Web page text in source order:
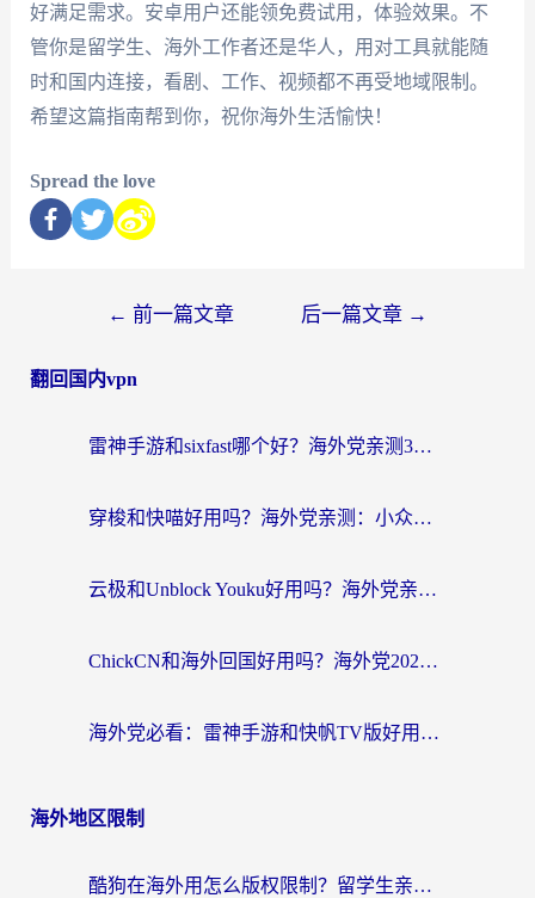
好满足需求。安卓用户还能领免费试用，体验效果。不
管你是留学生、海外工作者还是华人，用对工具就能随
时和国内连接，看剧、工作、视频都不再受地域限制。
希望这篇指南帮到你，祝你海外生活愉快！
Spread the love
← 前一篇文章 后一篇文章 →
翻回国内vpn
雷神手游和sixfast哪个好？海外党亲测3款回国加速器，教你选对不踩坑
穿梭和快喵好用吗？海外党亲测：小众加速器对比+番茄加速器深度体验
云极和Unblock Youku好用吗？海外党亲测+2026回国加速器避坑指南
ChickCN和海外回国好用吗？海外党2026亲测：从手游到影音，选对加速器的3个关键
海外党必看：雷神手游和快帆TV版好用吗？3步选对回国加速器不踩坑
海外地区限制
酷狗在海外用怎么版权限制？留学生亲测：3步解决听国内音乐难题